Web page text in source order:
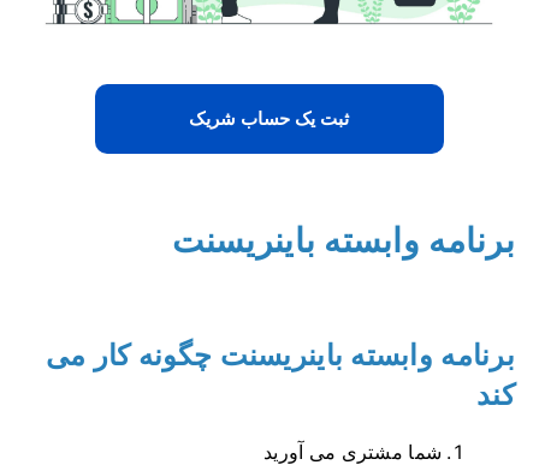
ثبت یک حساب شریک
برنامه وابسته باینریسنت
برنامه وابسته باینریسنت چگونه کار می
کند
شما مشتری می آورید